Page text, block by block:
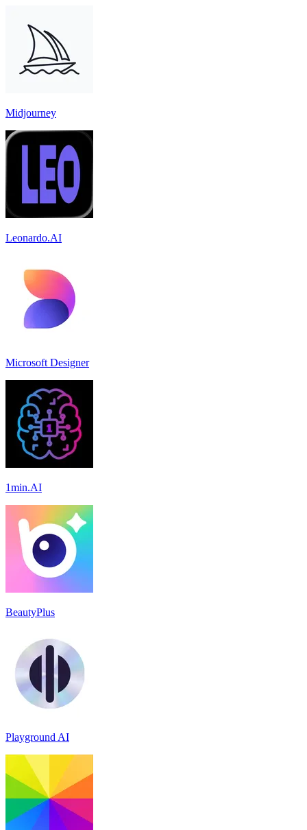
Midjourney
Leonardo.AI
Microsoft Designer
1min.AI
BeautyPlus
Playground AI